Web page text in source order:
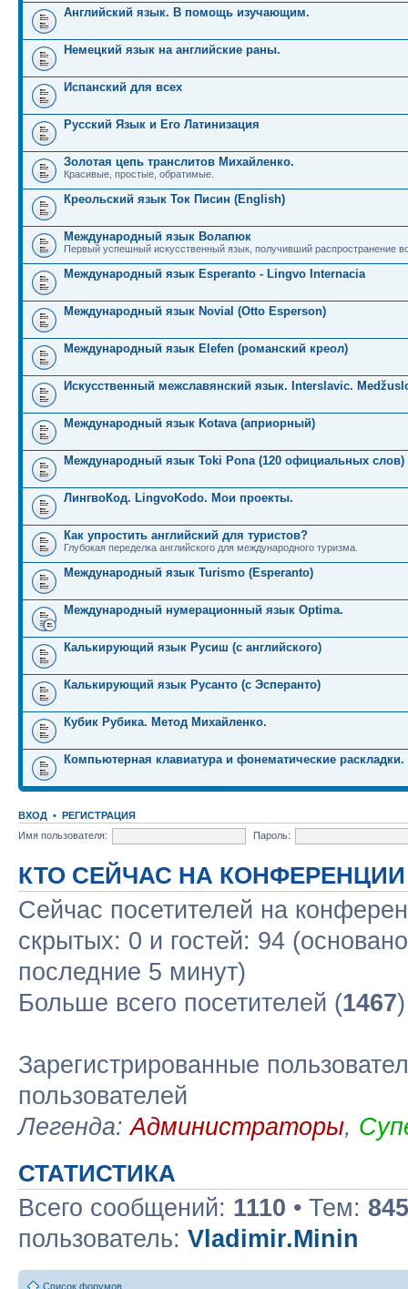
Английский язык. В помощь изучающим.
Немецкий язык на английские раны.
Испанский для всех
Русский Язык и Его Латинизация
Золотая цепь транслитов Михайленко.
Красивые, простые, обратимые.
Креольский язык Ток Писин (English)
Международный язык Волапюк
Первый успешный искусственный язык, получивший распространение
Международный язык Esperanto - Lingvo Internacia
Международный язык Novial (Otto Esperson)
Международный язык Elefen (романский креол)
Искусственный межславянский язык. Interslavic.
Международный язык Kotava (априорный)
Международный язык Toki Pona (120 официальных слов)
ЛингвоКод. LingvoKodo. Мои проекты.
Как упростить английский для туристов?
Глубокая переделка английского для международного туризма.
Международный язык Turismo (Esperanto)
Международный нумерационный язык Optima.
Калькирующий язык Русиш (с английского)
Калькирующий язык Русанто (с Эсперанто)
Кубик Рубика. Метод Михайленко.
Компьютерная клавиатура и фонематические раскладки.
ВХОД • РЕГИСТРАЦИЯ
Имя пользователя:
Пароль:
КТО СЕЙЧАС НА КОНФЕРЕНЦИИ
Сейчас посетителей на
скрытых: 0 и гостей: 94
последние 5 минут)
Больше всего посетителей (1467
Зарегистрированные
пользователей
Легенда:Администраторы,
СТАТИСТИКА
Всего сообщений: 1110 • Тем: 845
пользователь: Vladimir.Minin
Список форумов